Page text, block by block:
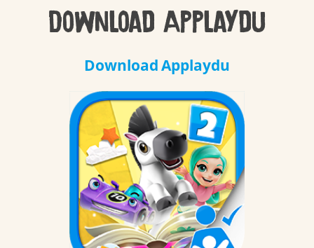
Download Applaydu
Download Applaydu